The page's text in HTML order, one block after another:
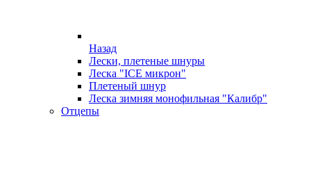
Назад
Лески, плетеные шнуры
Леска "ICE микрон"
Плетеный шнур
Леска зимняя монофильная "Калибр"
Отцепы